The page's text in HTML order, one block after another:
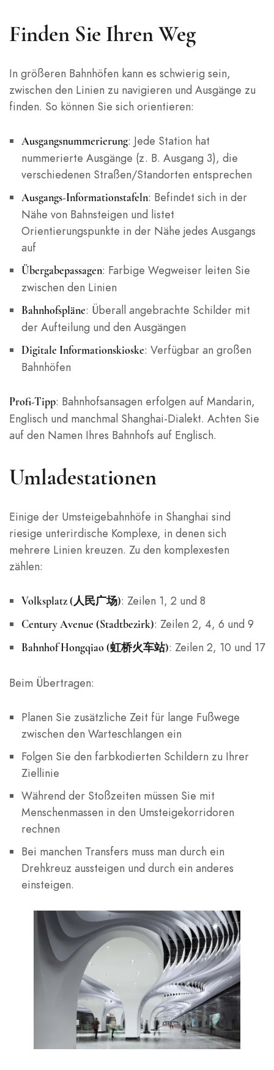
Finden Sie Ihren Weg
In größeren Bahnhöfen kann es schwierig sein,
zwischen den Linien zu navigieren und Ausgänge zu
finden. So können Sie sich orientieren:
Ausgangsnummerierung: Jede Station hat
nummerierte Ausgänge (z. B. Ausgang 3), die
verschiedenen Straßen/Standorten entsprechen
Ausgangs-Informationstafeln: Befindet sich in der
Nähe von Bahnsteigen und listet
Orientierungspunkte in der Nähe jedes Ausgangs
auf
Übergabepassagen: Farbige Wegweiser leiten Sie
zwischen den Linien
Bahnhofspläne: Überall angebrachte Schilder mit
der Aufteilung und den Ausgängen
Digitale Informationskioske: Verfügbar an großen
Bahnhöfen
Profi-Tipp: Bahnhofsansagen erfolgen auf Mandarin,
Englisch und manchmal Shanghai-Dialekt. Achten Sie
auf den Namen Ihres Bahnhofs auf Englisch.
Umladestationen
Einige der Umsteigebahnhöfe in Shanghai sind
riesige unterirdische Komplexe, in denen sich
mehrere Linien kreuzen. Zu den komplexesten
zählen:
Volksplatz (人民广场): Zeilen 1, 2 und 8
Century Avenue (Stadtbezirk): Zeilen 2, 4, 6 und 9
Bahnhof Hongqiao (虹桥火车站): Zeilen 2, 10 und 17
Beim Übertragen:
Planen Sie zusätzliche Zeit für lange Fußwege
zwischen den Warteschlangen ein
Folgen Sie den farbkodierten Schildern zu Ihrer
Ziellinie
Während der Stoßzeiten müssen Sie mit
Menschenmassen in den Umsteigekorridoren
rechnen
Bei manchen Transfers muss man durch ein
Drehkreuz aussteigen und durch ein anderes
einsteigen.